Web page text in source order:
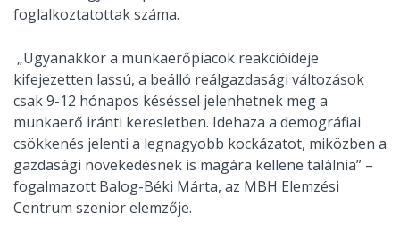
foglalkoztatottak száma.
„Ugyanakkor a munkaerőpiacok reakcióideje
kifejezetten lassú, a beálló reálgazdasági változások
csak 9-12 hónapos késéssel jelenhetnek meg a
munkaerő iránti keresletben. Idehaza a demográfiai
csökkenés jelenti a legnagyobb kockázatot, miközben a
gazdasági növekedésnek is magára kellene találnia” –
fogalmazott Balog-Béki Márta, az MBH Elemzési
Centrum szenior elemzője.